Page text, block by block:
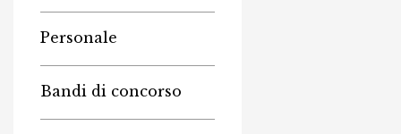
Personale
Bandi di concorso